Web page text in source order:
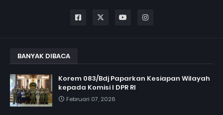
BANYAK DIBACA
Korem 083/Bdj Paparkan Kesiapan Wilayah
kepada Komisi I DPR RI
Februari 07, 2026